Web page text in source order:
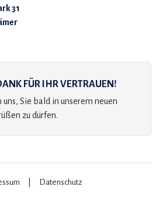
31
FÜR IHR VERTRAUEN!
uns, Sie bald in unserem neuen
zu dürfen.
Datenschutz